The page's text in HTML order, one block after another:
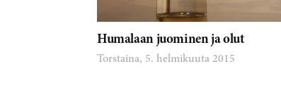
Humalaan juominen ja olut
Torstaina, 5. helmikuuta 2015